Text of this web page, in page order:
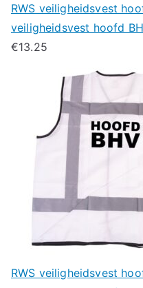
RWS veiligheidsvest
veiligheidsvest hoofd
€13.25
RWS veiligheidsvest